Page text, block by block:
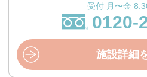
受付 月〜金
0120-
施設詳細